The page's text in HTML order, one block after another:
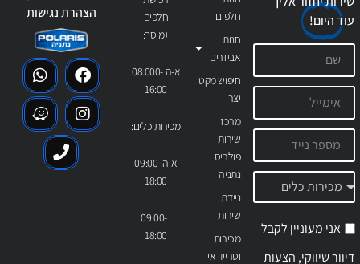
חלפים
חנות
אביזרים
חיפוש מקט
יצרן
מרכז
שירות
פולריס
נתניה
ניידת
שירות
מכירות
וטרייד אין
חלפים
+מוסך:
א-ה 08:000-
16:00
מכירות כלים:
א-ה 09:00-
18:00
ו 09:00-
18:00
עודהיום!
אני מעוניין לקבל
דיוור שיווקי, הצעות
הצהרת נגישות